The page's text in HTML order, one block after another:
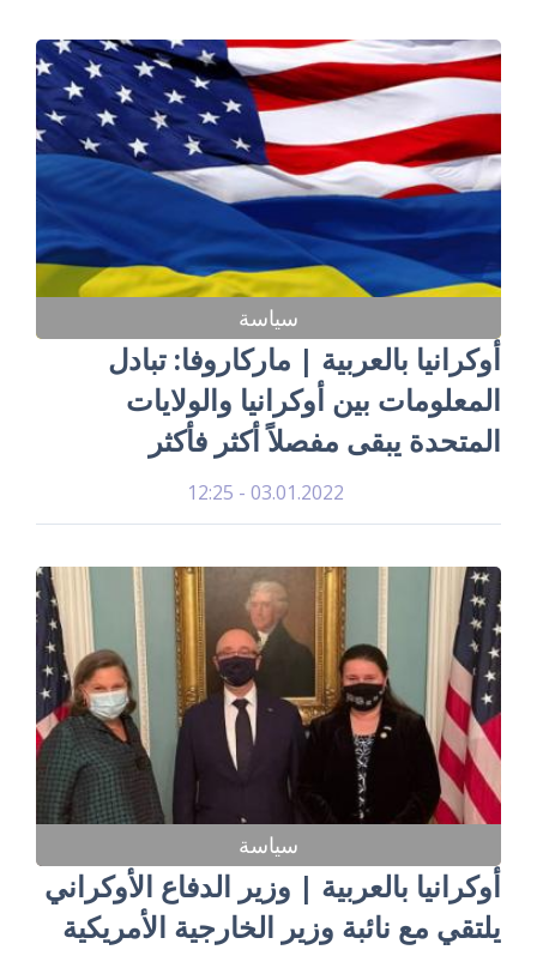
سياسة
أوكرانيا بالعربية | ماركاروفا: تبادل
المعلومات بين أوكرانيا والولايات
المتحدة يبقى مفصلاً أكثر فأكثر
03.01.2022 - 12:25
سياسة
أوكرانيا بالعربية | وزير الدفاع الأوكراني
يلتقي مع نائبة وزير الخارجية الأمريكية